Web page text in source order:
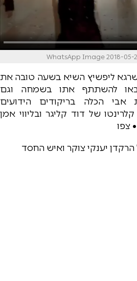
ליפשיץ השיא בשעה טובה את
באו להשתתף אתו בשמחה וגם
אבי הכלה בריקודים הידועים
של דוד קליגר ובליווי אמן
צפו
יענקי צוקר ואיש החסד